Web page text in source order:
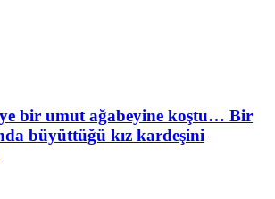
bir umut ağabeyine koştu… Bir
büyüttüğü kız kardeşini